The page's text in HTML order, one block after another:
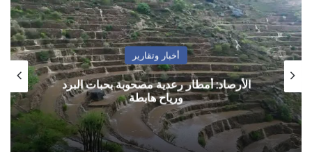
أخبار وتقارير
الأرصاد: أمطار رعدية مصحوبة بحبات البرد
ورياح هابطة